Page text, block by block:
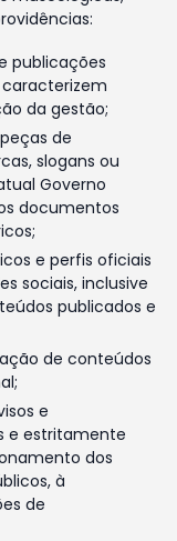
publicações
da gestão;
de
slogans ou
Governo
documentos
e perfis oficiais
sociais, inclusive
publicados e
de conteúdos
e
e estritamente
dos
à
de